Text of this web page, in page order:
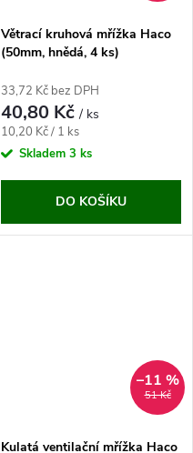
Větrací kruhová mřížka Haco
(50mm, hnědá, 4 ks)
33,72 Kč bez DPH
40,80 Kč/ ks
Měrná
cena:
10,20 Kč / 1 ks
Skladem 3 ks
DO KOŠÍKU
51 Kč
–11 %
Kulatá ventilační mřížka Haco